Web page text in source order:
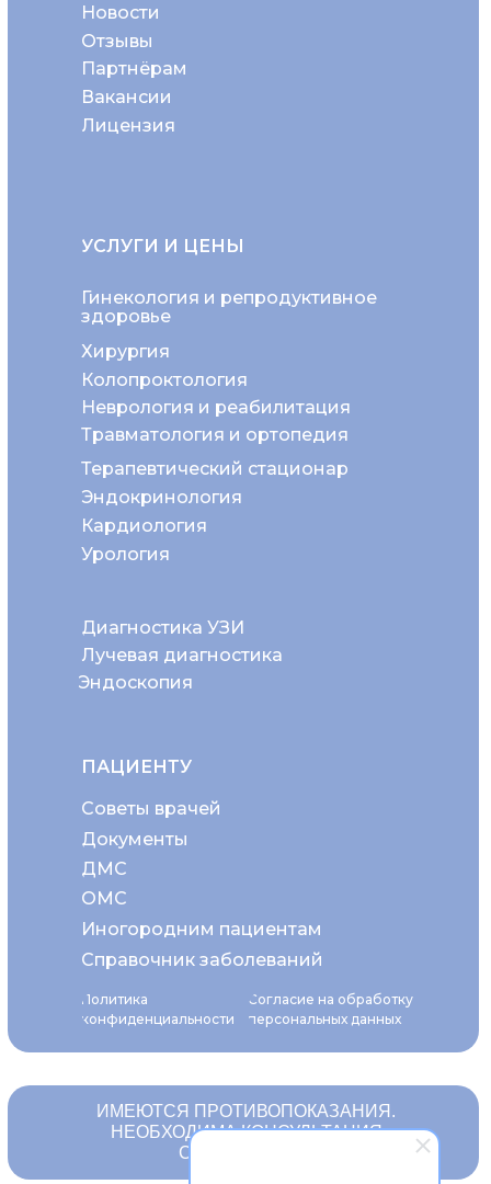
Политика
конфиденциальности
Согласие на обработку
персональных данных
Новости
Отзывы
Партнёрам
Вакансии
Лицензия
Неврология и реабилитация
Колопроктология
Хирургия
Гинекология и репродуктивное
здоровье
Диагностика УЗИ
Эндоскопия
Травматология и ортопедия
Эндокринология
Терапевтический стационар
Кардиология
Урология
Лучевая диагностика
УСЛУГИ И ЦЕНЫ
ПАЦИЕНТУ
Советы врачей
ОМС
Документы
ДМС
Иногородним пациентам
Справочник заболеваний
ИМЕЮТСЯ ПРОТИВОПОКАЗАНИЯ.
НЕОБХОДИМА КОНСУЛЬТАЦИЯ
СПЕЦИАЛИСТА